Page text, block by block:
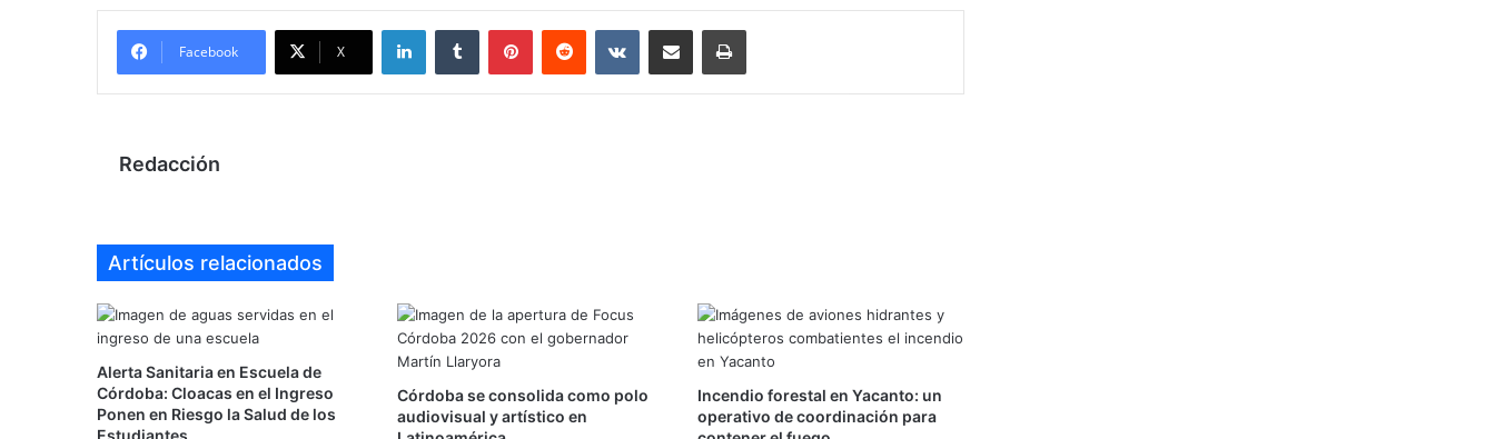
Facebook X
LinkedInTumblr PinterestReddit VKontakte
Compartir por mail Imprimir
Redacción
Artículos relacionados
Alerta Sanitaria en Escuela de
Córdoba: Cloacas en el Ingreso
Ponen en Riesgo la Salud de los
Estudiantes
Córdoba se consolida como polo
audiovisual y artístico en
Incendio forestal en Yacanto: un
operativo de coordinación para